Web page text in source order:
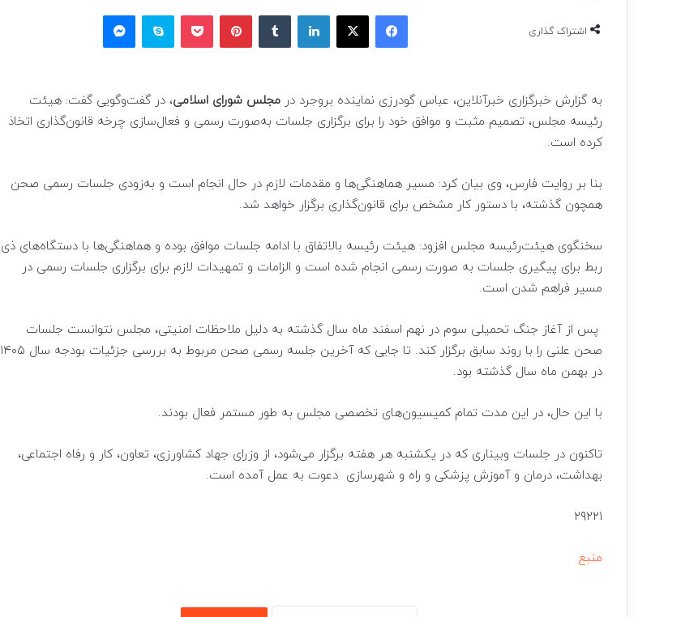
اشتراک گذاری
فیسبوکایکس لینکداینتامبلر پینتریستپاکت اسکایپ مسنجر
به گزارش خبرگزاری خبرآنلاین، عباس گودرزی نماینده بروجرد در مجلس شورای اسلامی، در گفت‌وگویی گفت: هیئت
رئیسه مجلس، تصمیم مثبت و موافق خود را برای برگزاری جلسات به‌صورت رسمی و فعال‌سازی چرخه قانون‌گذاری اتخاذ
کرده است.
بنا بر روایت فارس، وی بیان کرد: مسیر هماهنگی‌ها و مقدمات لازم در حال انجام است و به‌زودی جلسات رسمی صحن
همچون گذشته، با دستور کار مشخص برای قانون‌گذاری برگزار خواهد شد.
سخنگوی هیئت‌رئیسه مجلس افزود: هیئت رئیسه بالاتفاق با ادامه جلسات موافق بوده و هماهنگی‌ها با دستگاه‌های ذی
ربط برای پیگیری جلسات به صورت رسمی انجام شده است و الزامات و تمهیدات لازم برای برگزاری جلسات رسمی در
مسیر فراهم شدن است.
پس از آغاز جنگ تحمیلی سوم در نهم اسفند ماه سال گذشته به دلیل ملاحظات امنیتی، مجلس نتوانست جلسات
صحن علنی را با روند سابق برگزار کند. تا جایی که آخرین جلسه رسمی صحن مربوط به بررسی جزئیات بودجه سال ۱۴۰۵
در بهمن ماه سال گذشته بود.
با این حال، در این مدت تمام کمیسیون‌های تخصصی مجلس به طور مستمر فعال بودند.
تاکنون در جلسات وبیناری که در یکشنبه هر هفته برگزار می‌شود، از وزرای جهاد کشاورزی، تعاون، کار و رفاه اجتماعی‌،
بهداشت، درمان و آموزش پزشکی و راه و شهرسازی دعوت به عمل آمده است.
۲۹۲۲۱
منبع